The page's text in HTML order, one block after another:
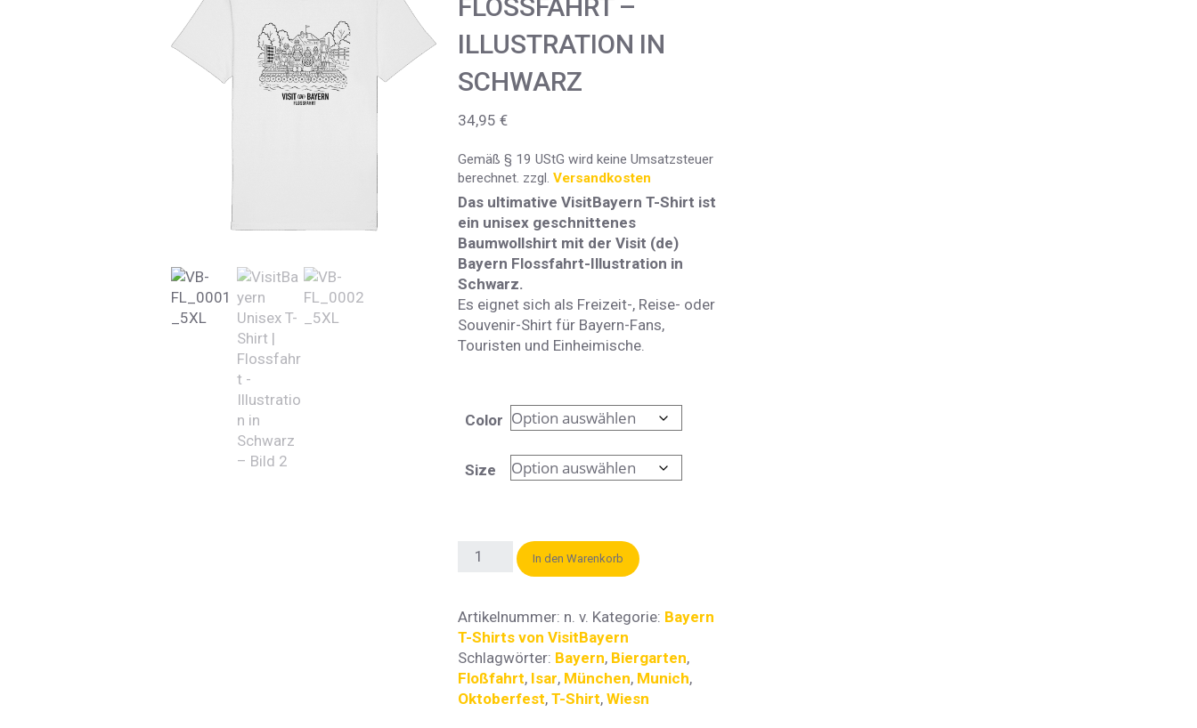
FLOSSFAHRT –
ILLUSTRATION IN
SCHWARZ
34,95€
Gemäß § 19 UStG wird keine Umsatzsteuer
berechnet. zzgl.Versandkosten
Das ultimative VisitBayern T-Shirt ist
ein unisex geschnittenes
Baumwollshirt mit der Visit (de)
Bayern Flossfahrt-Illustration in
Schwarz.
Es eignet sich als Freizeit-, Reise- oder
Souvenir-Shirt für Bayern-Fans,
Touristen und Einheimische.
Color
Size
In den Warenkorb
Artikelnummer: n. v. Kategorie: Bayern
T-Shirts von VisitBayern
Schlagwörter: Bayern, Biergarten,
Floßfahrt, Isar, München, Munich,
Oktoberfest,T-Shirt,Wiesn